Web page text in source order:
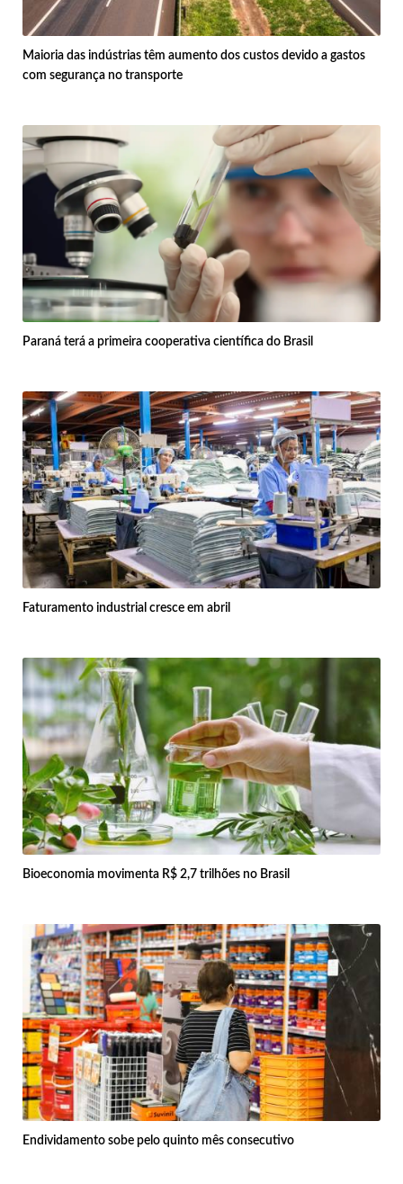
Maioria das indústrias têm aumento dos custos devido a gastos
com segurança no transporte
Paraná terá a primeira cooperativa científica do Brasil
Faturamento industrial cresce em abril
Bioeconomia movimenta R$ 2,7 trilhões no Brasil
Endividamento sobe pelo quinto mês consecutivo